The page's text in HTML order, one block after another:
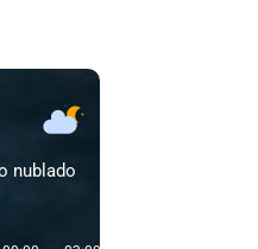
nublado